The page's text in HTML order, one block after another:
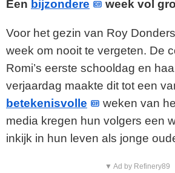
Een bijzondere week vol
Voor het gezin van Roy
week om nooit te vergeten. De
Romi’s eerste schooldag en
verjaardag maakte dit tot een
betekenisvolle
weken van
media kregen hun volgers een
inkijk in hun leven als jonge
▼ Ad by Refinery89